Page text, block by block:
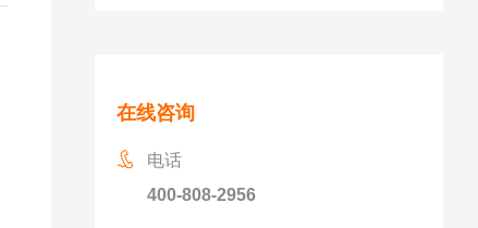
在线咨询
电话
400-808-2956